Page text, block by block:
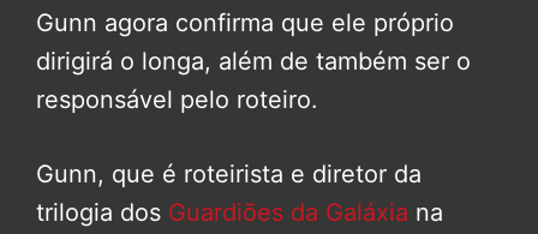
Gunn agora confirma que ele próprio
dirigirá o longa, além de também ser o
responsável pelo roteiro.
Gunn, que é roteirista e diretor da
trilogia dos Guardiões da Galáxia na